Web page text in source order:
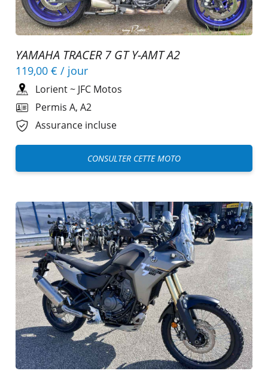
YAMAHA TRACER 7 GT Y-AMT A2
119,00 € / jour
Lorient~ JFC Motos
Permis A, A2
Assurance incluse
CONSULTER CETTE MOTO